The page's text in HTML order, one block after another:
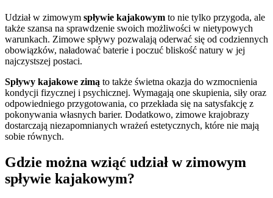
Udział w zimowym spływie kajakowym to nie tylko przygoda, ale
także szansa na sprawdzenie swoich możliwości w nietypowych
warunkach. Zimowe spływy pozwalają oderwać się od codziennych
obowiązków, naładować baterie i poczuć bliskość natury w jej
najczystszej postaci.
Spływy kajakowe zimą to także świetna okazja do wzmocnienia
kondycji fizycznej i psychicznej. Wymagają one skupienia, siły oraz
odpowiedniego przygotowania, co przekłada się na satysfakcję z
pokonywania własnych barier. Dodatkowo, zimowe krajobrazy
dostarczają niezapomnianych wrażeń estetycznych, które nie mają
sobie równych.
Gdzie można wziąć udział w zimowym
spływie kajakowym?